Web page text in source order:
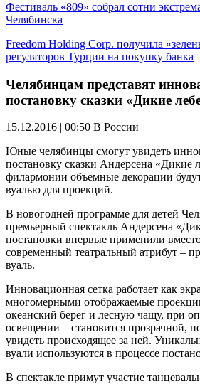
Фестиваль «809» собрал сотни
Челябинска
Freedom Holding Corp. получила
регуляторов Турции на покупку банка
Челябинцам представят
постановку сказки «Дикие
15.12.2016 | 00:50 В России
Юные челябинцы смогут увидеть
постановку сказки Андерсена «Дикие
филармонии объемные декорации
вуалью для проекций.
В новогодней программе для детей
премьерный спектакль Андерсена
постановки впервые применили
современный театральный атрибут –
вуаль.
Инновационная сетка работает как
многомерными отображаемые
океанский берег и лесную чащу, при
освещении – становится прозрачной,
увидеть происходящее за ней.
вуали используются в процессе
В спектакле примут участие